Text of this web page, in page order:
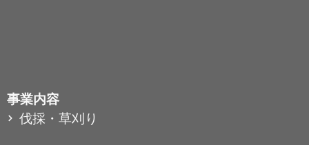
事業内容
伐採・草刈り